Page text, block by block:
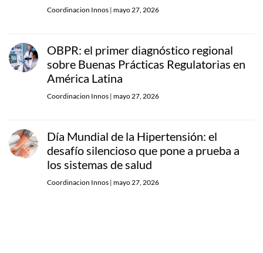
Coordinacion Innos | mayo 27, 2026
OBPR: el primer diagnóstico regional
sobre Buenas Prácticas Regulatorias en
América Latina
Coordinacion Innos | mayo 27, 2026
Día Mundial de la Hipertensión: el
desafío silencioso que pone a prueba a
los sistemas de salud
Coordinacion Innos | mayo 27, 2026